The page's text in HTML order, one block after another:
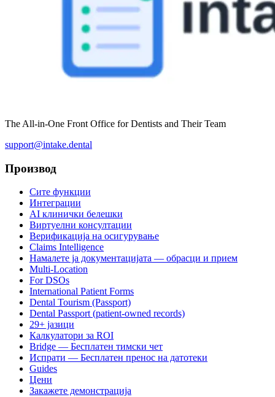
The All-in-One Front Office for Dentists and Their Team
support@intake.dental
Производ
Сите функции
Интеграции
AI клинички белешки
Виртуелни консултации
Верификација на осигурување
Claims Intelligence
Намалете ја документацијата — обрасци и прием
Multi-Location
For DSOs
International Patient Forms
Dental Tourism (Passport)
Dental Passport (patient-owned records)
29+ јазици
Калкулатори за ROI
Bridge — Бесплатен тимски чет
Испрати — Бесплатен пренос на датотеки
Guides
Цени
Закажете демонстрација